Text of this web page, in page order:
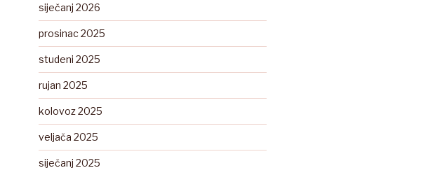
siječanj 2026
prosinac 2025
studeni 2025
rujan 2025
kolovoz 2025
veljača 2025
siječanj 2025